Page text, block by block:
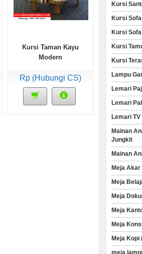
Kursi Taman Kayu
Modern
Rp (Hubungi CS)
Kursi
Kursi
Kursi
Kursi
Kursi
Lampu
Lemari
Lemari
Lemari
Mainan
Jungkit
Mainan
Meja
Meja
Meja
Meja
Meja
Meja Kopi